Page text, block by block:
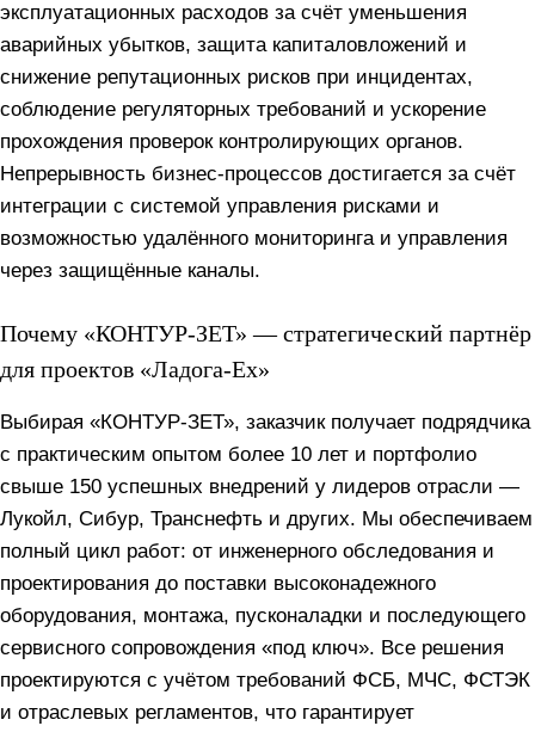
эксплуатационных расходов за счёт уменьшения
аварийных убытков, защита капиталовложений и
снижение репутационных рисков при инцидентах,
соблюдение регуляторных требований и ускорение
прохождения проверок контролирующих органов.
Непрерывность бизнес-процессов достигается за счёт
интеграции с системой управления рисками и
возможностью удалённого мониторинга и управления
через защищённые каналы.
Почему «КОНТУР-ЗЕТ» — стратегический партнёр
для проектов «Ладога-Ex»
Выбирая «КОНТУР-ЗЕТ», заказчик получает подрядчика
с практическим опытом более 10 лет и портфолио
свыше 150 успешных внедрений у лидеров отрасли —
Лукойл, Сибур, Транснефть и других. Мы обеспечиваем
полный цикл работ: от инженерного обследования и
проектирования до поставки высоконадежного
оборудования, монтажа, пусконаладки и последующего
сервисного сопровождения «под ключ». Все решения
проектируются с учётом требований ФСБ, МЧС, ФСТЭК
и отраслевых регламентов, что гарантирует